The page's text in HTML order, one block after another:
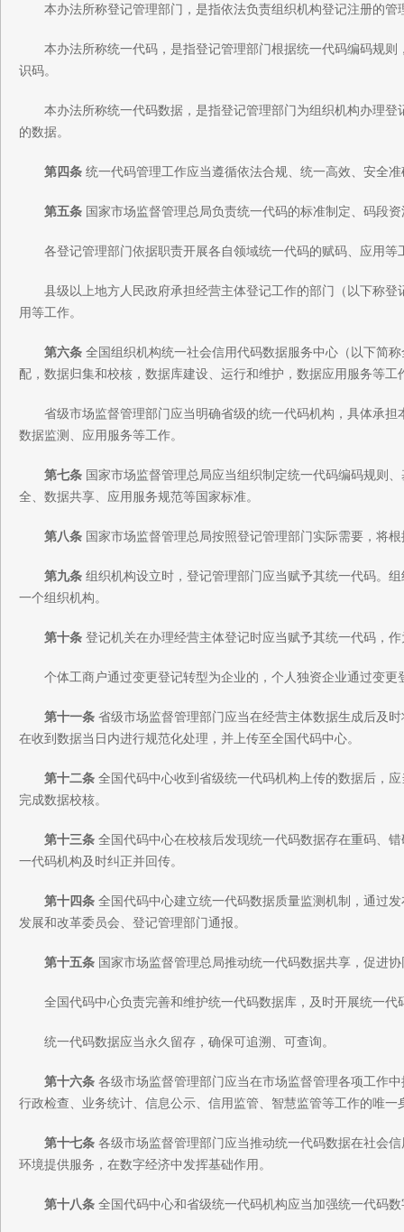
本办法所称登记管理部门，是指依法负责组织机构登记注册的管
本办法所称统一代码，是指登记管理部门根据统一代码编码规
识码。
本办法所称统一代码数据，是指登记管理部门为组织机构办理
的数据。
第四条 统一代码管理工作应当遵循依法合规、统一高效、安全
第五条 国家市场监督管理总局负责统一代码的标准制定、码段
各登记管理部门依据职责开展各自领域统一代码的赋码、应用等
县级以上地方人民政府承担经营主体登记工作的部门（以下称
用等工作。
第六条 全国组织机构统一社会信用代码数据服务中心（以下简
配，数据归集和校核，数据库建设、运行和维护，数据应用服务等工
省级市场监督管理部门应当明确省级的统一代码机构，具体承
数据监测、应用服务等工作。
第七条 国家市场监督管理总局应当组织制定统一代码编码规则
全、数据共享、应用服务规范等国家标准。
第八条 国家市场监督管理总局按照登记管理部门实际需要，将
第九条 组织机构设立时，登记管理部门应当赋予其统一代码。
一个组织机构。
第十条 登记机关在办理经营主体登记时应当赋予其统一代码，
个体工商户通过变更登记转型为企业的，个人独资企业通过变
第十一条 省级市场监督管理部门应当在经营主体数据生成后及
在收到数据当日内进行规范化处理，并上传至全国代码中心。
第十二条 全国代码中心收到省级统一代码机构上传的数据后，
完成数据校核。
第十三条 全国代码中心在校核后发现统一代码数据存在重码、
一代码机构及时纠正并回传。
第十四条 全国代码中心建立统一代码数据质量监测机制，通过
发展和改革委员会、登记管理部门通报。
第十五条 国家市场监督管理总局推动统一代码数据共享，促进
全国代码中心负责完善和维护统一代码数据库，及时开展统一代
统一代码数据应当永久留存，确保可追溯、可查询。
第十六条 各级市场监督管理部门应当在市场监督管理各项工作
行政检查、业务统计、信息公示、信用监管、智慧监管等工作的唯
第十七条 各级市场监督管理部门应当推动统一代码数据在社会
环境提供服务，在数字经济中发挥基础作用。
第十八条 全国代码中心和省级统一代码机构应当加强统一代码